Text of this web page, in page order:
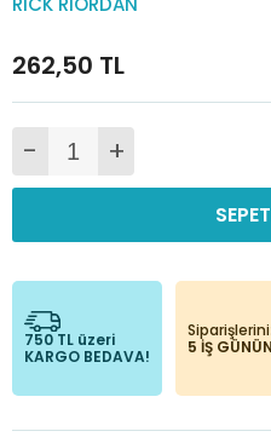
262,50 TL
- +
750 TL üzeri
KARGO BEDAVA!
5 İŞ